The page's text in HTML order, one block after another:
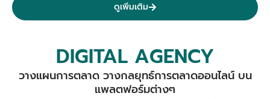
ดูเพิ่มเติม
DIGITAL AGENCY
วางแผนการตลาด วางกลยุทธ์การตลาดออนไลน์ บน
แพลตฟอร์มต่างๆ